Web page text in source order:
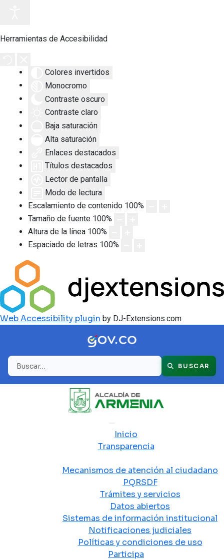
Herramientas de Accesibilidad
Colores invertidos
Monocromo
Contraste oscuro
Contraste claro
Baja saturación
Alta saturación
Enlaces destacados
Títulos destacados
Lector de pantalla
Modo de lectura
Escalamiento de contenido 100%
Tamaño de fuente 100%
Altura de la línea 100%
Espaciado de letras 100%
Web Accessibility plugin by DJ-Extensions.com
Buscar BUSCAR
Inicio
Transparencia
Mecanismos de atención al ciudadano
PQRSDF
Trámites y servicios
Datos abiertos
Sistemas de información institucional
Notificaciones judiciales
Políticas y condiciones de uso
Participa